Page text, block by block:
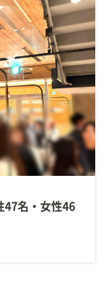
47名・女性46